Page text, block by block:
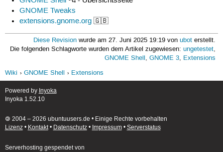
GNOME Tweaks
extensions.gnome.org 🇬🇧
Diese Revision wurde am 27. Juni 2025 19:19 vonubot erstellt.
Die folgenden Schlagworte wurden dem Artikel zugewiesen:ungetestet,
GNOME Shell ,GNOME 3, Extensions
Wiki
GNOME Shell Extensions
Powered by Inyoka
Inyoka 1.52.10
🄯 2004 – 2026 ubuntuusers.de • Einige Rechte vorbehalten
Lizenz• Kontakt• Datenschutz• Impressum• Serverstatus
Serverhosting gespendet von